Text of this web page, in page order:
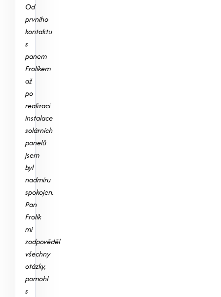
Od
prvního
kontaktu
s
panem
Frolíkem
až
po
realizaci
instalace
solárních
panelů
jsem
byl
nadmíru
spokojen.
Pan
Frolík
mi
zodpověděl
všechny
otázky,
pomohl
s